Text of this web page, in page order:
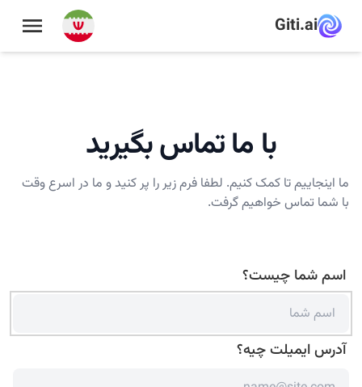
Giti.ai منو
با ما تماس بگیرید
ما اینجاییم تا کمک کنیم. لطفا فرم زیر را پر کنید و ما در اسرع وقت
با شما تماس خواهیم گرفت.
اسم شما چیست؟
آدرس ایمیلت چیه؟